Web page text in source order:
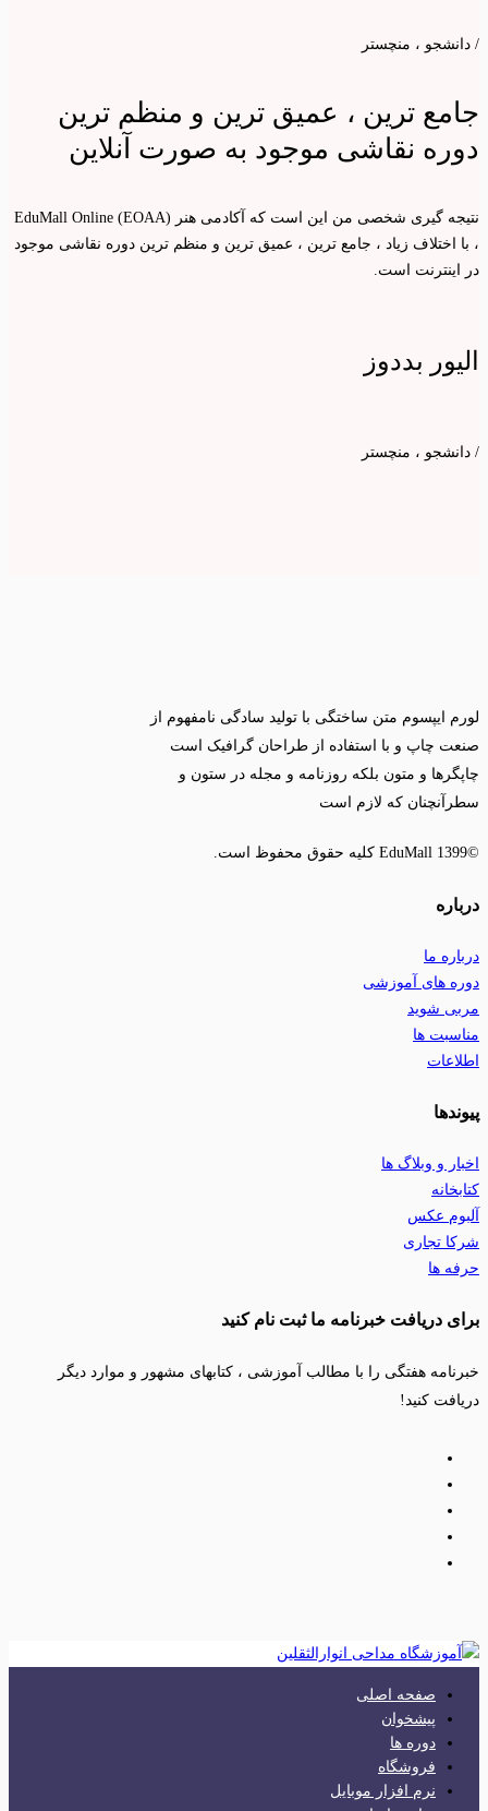
/ دانشجو ، منچستر
جامع ترین ، عمیق ترین و منظم ترین
دوره نقاشی موجود به صورت آنلاین
نتیجه گیری شخصی من این است که آکادمی هنر EduMall Online (EOAA)
، با اختلاف زیاد ، جامع ترین ، عمیق ترین و منظم ترین دوره نقاشی موجود
در اینترنت است.
الیور بددوز
/ دانشجو ، منچستر
لورم ایپسوم متن ساختگی با تولید سادگی نامفهوم از
صنعت چاپ و با استفاده از طراحان گرافیک است
چاپگرها و متون بلکه روزنامه و مجله در ستون و
سطرآنچنان که لازم است
©EduMall 1399 کلیه حقوق محفوظ است.
درباره
درباره ما
دوره های آموزشی
مربی شوید
مناسبت ها
اطلاعات
پیوندها
اخبار و وبلاگ ها
کتابخانه
آلبوم عکس
شرکا تجاری
حرفه ها
برای دریافت خبرنامه ما ثبت نام کنید
خبرنامه هفتگی را با مطالب آموزشی ، کتابهای مشهور و موارد دیگر
دریافت کنید!
صفحه اصلی
پیشخوان
دوره ها
فروشگاه
نرم افزار موبایل